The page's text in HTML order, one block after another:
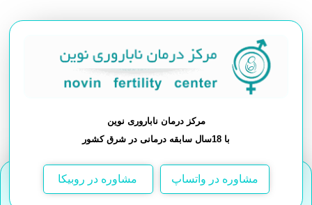
مرکز درمان ناباروری نوین
با 18سال سابقه درمانی در شرق کشور
مشاوره در واتساپ مشاوره در روبیکا